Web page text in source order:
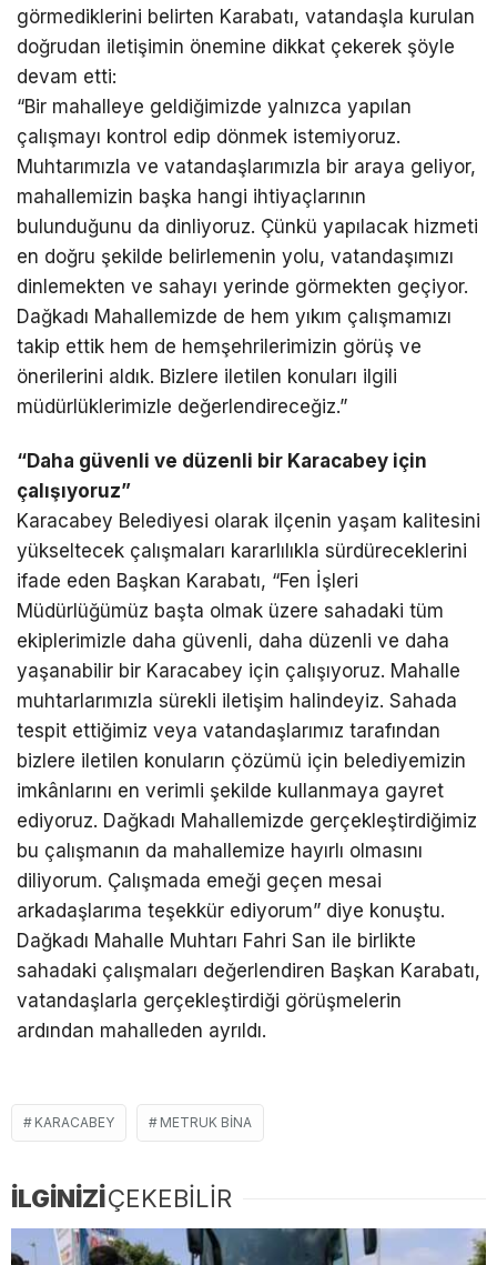
görmediklerini belirten Karabatı, vatandaşla kurulan
doğrudan iletişimin önemine dikkat çekerek şöyle
devam etti:
“Bir mahalleye geldiğimizde yalnızca yapılan
çalışmayı kontrol edip dönmek istemiyoruz.
Muhtarımızla ve vatandaşlarımızla bir araya geliyor,
mahallemizin başka hangi ihtiyaçlarının
bulunduğunu da dinliyoruz. Çünkü yapılacak hizmeti
en doğru şekilde belirlemenin yolu, vatandaşımızı
dinlemekten ve sahayı yerinde görmekten geçiyor.
Dağkadı Mahallemizde de hem yıkım çalışmamızı
takip ettik hem de hemşehrilerimizin görüş ve
önerilerini aldık. Bizlere iletilen konuları ilgili
müdürlüklerimizle değerlendireceğiz.”
“Daha güvenli ve düzenli bir Karacabey için
çalışıyoruz”
Karacabey Belediyesi olarak ilçenin yaşam kalitesini
yükseltecek çalışmaları kararlılıkla sürdüreceklerini
ifade eden Başkan Karabatı, “Fen İşleri
Müdürlüğümüz başta olmak üzere sahadaki tüm
ekiplerimizle daha güvenli, daha düzenli ve daha
yaşanabilir bir Karacabey için çalışıyoruz. Mahalle
muhtarlarımızla sürekli iletişim halindeyiz. Sahada
tespit ettiğimiz veya vatandaşlarımız tarafından
bizlere iletilen konuların çözümü için belediyemizin
imkânlarını en verimli şekilde kullanmaya gayret
ediyoruz. Dağkadı Mahallemizde gerçekleştirdiğimiz
bu çalışmanın da mahallemize hayırlı olmasını
diliyorum. Çalışmada emeği geçen mesai
arkadaşlarıma teşekkür ediyorum” diye konuştu.
Dağkadı Mahalle Muhtarı Fahri San ile birlikte
sahadaki çalışmaları değerlendiren Başkan Karabatı,
vatandaşlarla gerçekleştirdiği görüşmelerin
ardından mahalleden ayrıldı.
KARACABEY METRUK BINA
İLGİNİZİÇEKEBİLİR